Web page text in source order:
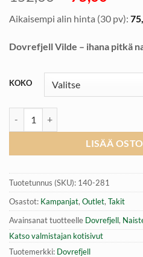
hinta
oli:
152,00 €.
hinta
on:
Aikaisempi alin hinta (30 pv):
Dovrefjell Vilde – ihana pitkä
KOKO
LISÄÄ
Tuotetunnus (SKU): 140-281
Osastot: Kampanjat, Outlet, Takit
Avainsanat tuotteelle Dovrefjell,
Katso valmistajan kotisivut
Tuotemerkki: Dovrefjell